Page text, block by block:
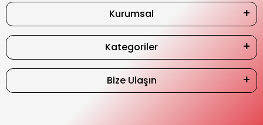
Kurumsal
Kategoriler
Bize Ulaşın